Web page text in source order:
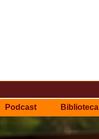
Podcast Biblioteca